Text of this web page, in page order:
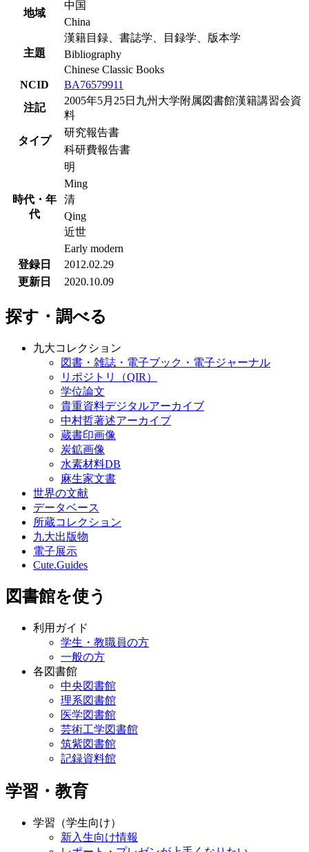
地域
中国
China
主題
漢籍目録、書誌学、目録学、版本学
Bibliography
Chinese Classic Books
NCID
BA76579911
注記
2005年5月25日九州大学附属図書館漢籍講習会資
料
タイプ
研究報告書
科研費報告書
時代・年
代
明
Ming
清
Qing
近世
Early modern
登録日
2012.02.29
更新日
2020.10.09
探す・調べる
九大コレクション
図書・雑誌・電子ブック・電子ジャーナル
リポジトリ（QIR）
学位論文
貴重資料デジタルアーカイブ
中村哲著述アーカイブ
蔵書印画像
炭鉱画像
水素材料DB
麻生家文書
世界の文献
データベース
所蔵コレクション
九大出版物
電子展示
Cute.Guides
図書館を使う
利用ガイド
学生・教職員の方
一般の方
各図書館
中央図書館
理系図書館
医学図書館
芸術工学図書館
筑紫図書館
記録資料館
学習・教育
学習（学生向け）
新入生向け情報